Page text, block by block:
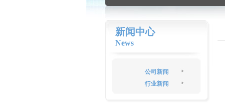
新闻中心
News
公司新闻
行业新闻